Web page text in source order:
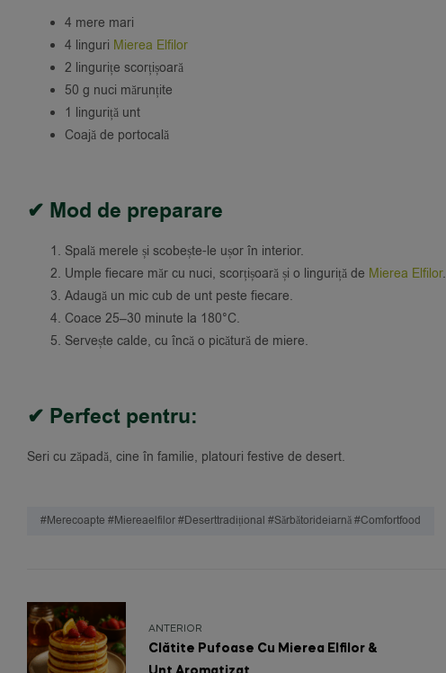
4 mere mari
4 linguri Mierea Elfilor
2 lingurițe scorțișoară
50 g nuci mărunțite
1 linguriță unt
Coajă de portocală
✔ Mod de preparare
Spală merele și scobește-le ușor în interior.
Umple fiecare măr cu nuci, scorțișoară și o linguriță de Mierea Elfilor.
Adaugă un mic cub de unt peste fiecare.
Coace 25–30 minute la 180°C.
Servește calde, cu încă o picătură de miere.
✔ Perfect pentru:
Seri cu zăpadă, cine în familie, platouri festive de desert.
#merecoapte #miereaelfilor #deserttradițional #sărbătorideiarnă #comfortfood
ANTERIOR
Clătite Pufoase Cu Mierea Elfilor &